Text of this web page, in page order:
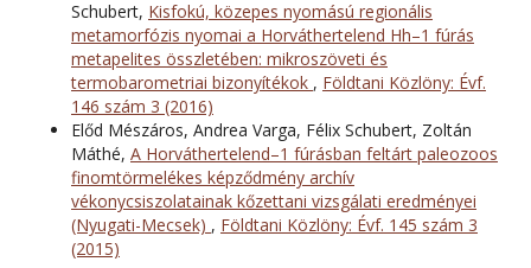
Schubert, Kisfokú, közepes nyomású regionális
metamorfózis nyomai a Horváthertelend Hh–1 fúrás
metapelites összletében: mikroszöveti és
termobarometriai bizonyítékok , Földtani Közlöny: Évf.
146 szám 3 (2016)
Előd Mészáros, Andrea Varga, Félix Schubert, Zoltán
Máthé, A Horváthertelend–1 fúrásban feltárt paleozoos
finomtörmelékes képződmény archív
vékonycsiszolatainak kőzettani vizsgálati eredményei
(Nyugati-Mecsek) , Földtani Közlöny: Évf. 145 szám 3
(2015)